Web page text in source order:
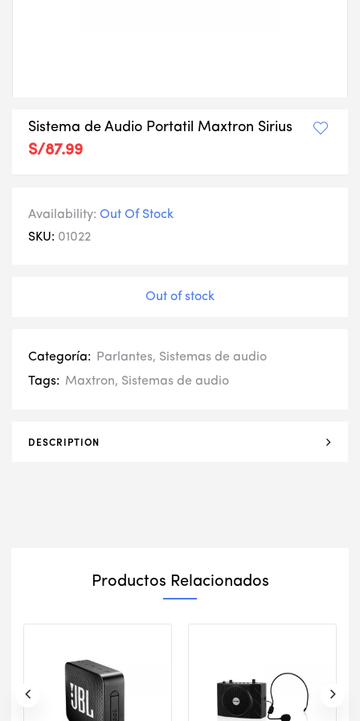
Sistema de Audio Portatil Maxtron Sirius
S/87.99
Availability: Out Of Stock
SKU: 01022
Out of stock
Categoría: Parlantes, Sistemas de audio
Tags: Maxtron, Sistemas de audio
DESCRIPTION
Productos Relacionados